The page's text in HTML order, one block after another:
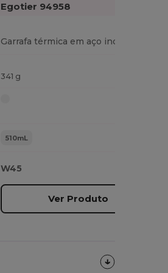
Egotier 94958
341 g
510mL
W45
Ver Produto